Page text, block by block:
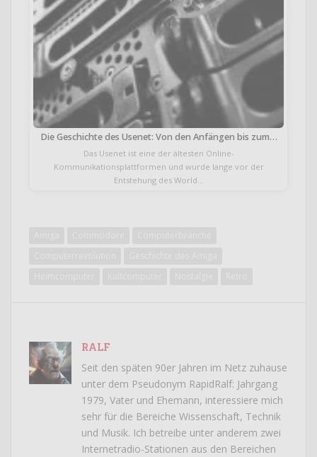
Die Geschichte des Usenet: Von den Anfängen bis zum…
Das Usenet ist eine der ältesten Online-
Kommunikationsplattformen und wurde lange vor der
Entstehung des World…
RALF
Seit den späten 90er Jahren im Netz zuhause
unter dem Pseudonym RapidRalf: Jahrgang
1979, Vater und Ehemann, interessiere mich
sehr für die Bereiche Wissenschaft, Technik
und Musik. Ich betreibe unter anderem zwei
Internetradio-Stationen aus den Bereichen